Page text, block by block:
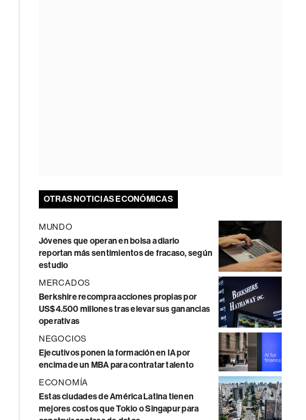
OTRAS NOTICIAS ECONÓMICAS
MUNDO
Jóvenes que operan en bolsa a diario
reportan más sentimientos de fracaso, según
estudio
MERCADOS
Berkshire recompra acciones propias por
US$4.500 millones tras elevar sus ganancias
operativas
NEGOCIOS
Ejecutivos ponen la formación en IA por
encima de un MBA para contratar talento
ECONOMÍA
Estas ciudades de América Latina tienen
mejores costos que Tokio o Singapur para